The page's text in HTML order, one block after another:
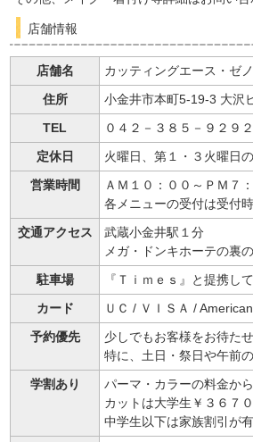
店舗情報
店舗名
カッティングエース・ゼ
住所
小金井市本町5-19-3 大沢
TEL
０４２－３８５－９２９２
定休日
火曜日、第１・３火曜日
営業時間
ＡＭ１０：００～ＰＭ７
各メニューの受付は受付
交通アクセス
武蔵小金井駅１分
メガ・ドンキホーテの裏
駐車場
『Ｔｉｍｅｓ』と提携し
カード
ＵＣ / ＶＩＳＡ /
予約優先
少しでもお客様をお待た
特に、土日・祭日や午前
学割あり
パーマ・カラーの料金か
カットは大学生￥３６７
中学生以下は家族割引が有